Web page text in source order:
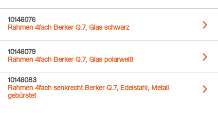
10146076
Rahmen 4fach Berker Q.7, Glas schwarz
10146079
Rahmen 4fach Berker Q.7, Glas polarweiß
10146083
Rahmen 4fach senkrecht Berker Q.7, Edelstahl, Metall
gebürstet